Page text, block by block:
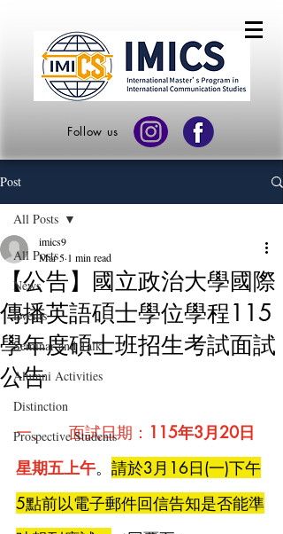
Follow us
Post
All Posts
News
Events
Seminar and Talk
Alumni Activities
Distinction
Prospective Students
All Posts
【公告】國立政治大學國際
傳播英語碩士學位學程115
學年度碩士班招生考試面試
公告
imics9
Mar 5 1 min read
一、    面試日期： 115年3月20日
星期五上午。 請於3月16日(一)下午
5點前以電子郵件回信告知是否能準